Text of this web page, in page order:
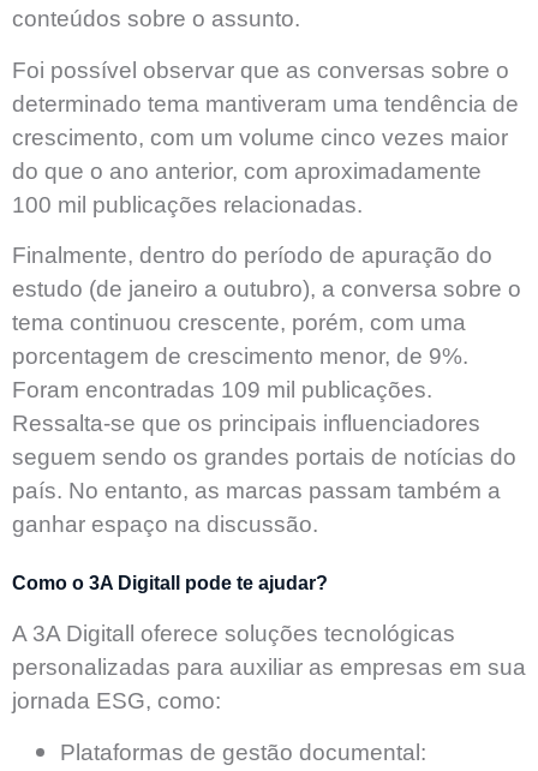
conteúdos sobre o assunto.
Foi possível observar que as conversas sobre o
determinado tema mantiveram uma tendência de
crescimento, com um volume cinco vezes maior
do que o ano anterior, com aproximadamente
100 mil publicações relacionadas.
Finalmente, dentro do período de apuração do
estudo (de janeiro a outubro), a conversa sobre o
tema continuou crescente, porém, com uma
porcentagem de crescimento menor, de 9%.
Foram encontradas 109 mil publicações.
Ressalta-se que os principais influenciadores
seguem sendo os grandes portais de notícias do
país. No entanto, as marcas passam também a
ganhar espaço na discussão.
Como o 3A Digitall pode te ajudar?
A 3A Digitall oferece soluções tecnológicas
personalizadas para auxiliar as empresas em sua
jornada ESG, como:
Plataformas de gestão documental: